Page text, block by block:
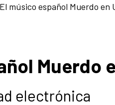
El músico español Muerdo en
Muerdo
electrónica